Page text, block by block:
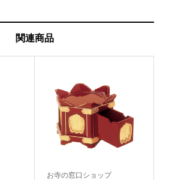
関連商品
お寺の窓口ショップ